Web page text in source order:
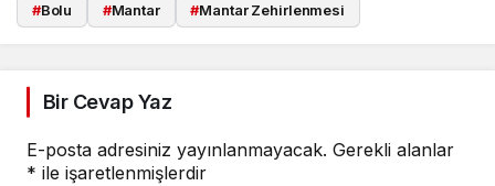
#Bolu #Mantar #Mantar Zehirlenmesi
Bir Cevap Yaz
E-posta adresiniz yayınlanmayacak. Gerekli alanlar
* ile işaretlenmişlerdir